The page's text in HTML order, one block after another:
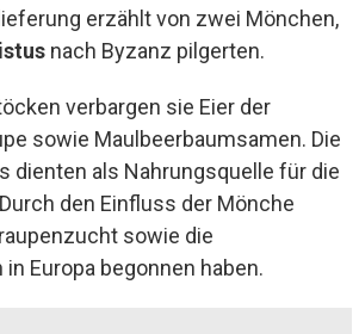
erzählt von zwei Mönchen,
nach Byzanz pilgerten.
verbargen sie Eier der
sowie Maulbeerbaumsamen. Die
dienten als Nahrungsquelle für die
den Einfluss der Mönche
sowie die
Europa begonnen haben.